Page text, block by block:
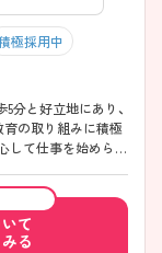
極採用中
分と好立地にあり、
の取り組みに積極
して仕事を始められ
て
る